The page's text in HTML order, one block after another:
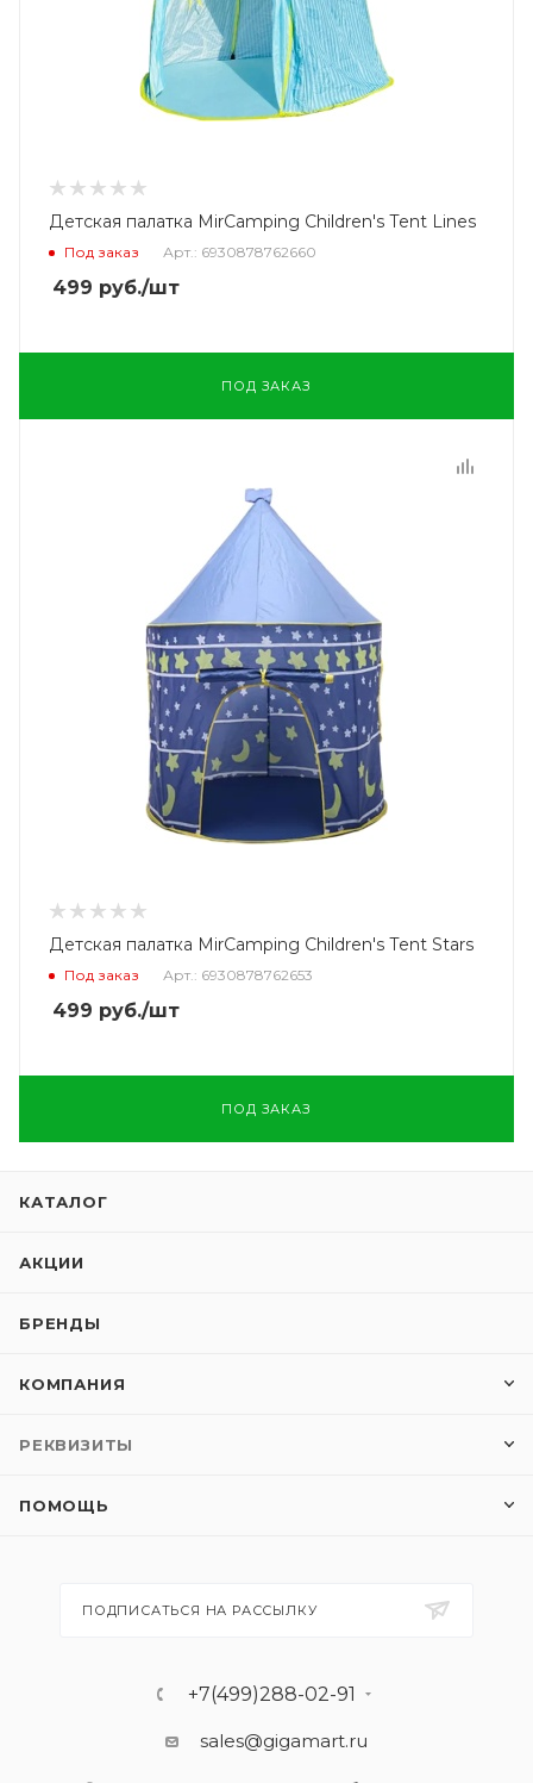
Детская палатка MirCamping Children's Tent Lines
Под заказ Арт.: 6930878762660
499 руб./шт
ПОД ЗАКАЗ
Детская палатка MirCamping Children's Tent Stars
Под заказ Арт.: 6930878762653
499 руб./шт
ПОД ЗАКАЗ
КАТАЛОГ
АКЦИИ
БРЕНДЫ
КОМПАНИЯ
РЕКВИЗИТЫ
ПОМОЩЬ
ПОДПИСАТЬСЯ НА РАССЫЛКУ
+7(499)288-02-91
sales@gigamart.ru